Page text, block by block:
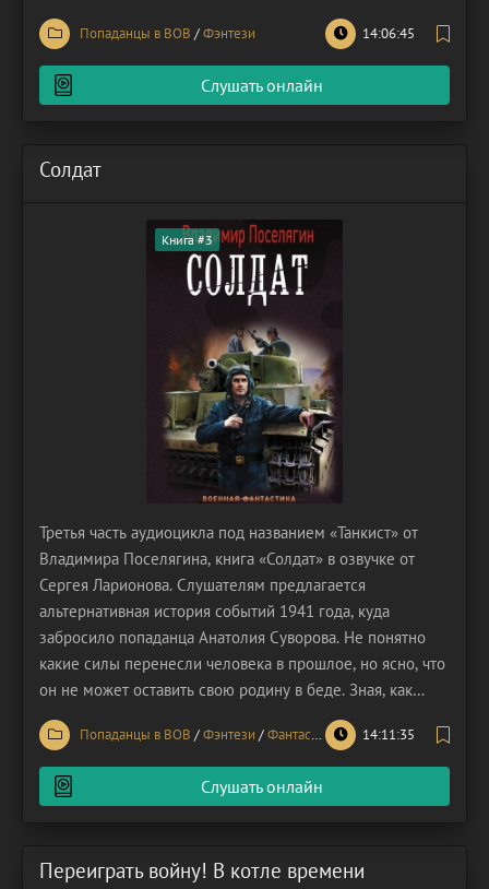
постсоветского пространства хорошо известна дата 22
июня сорок первого года. Это чёрный день истории
СССР. Рано утром нацистские войска без объявления
войны напали на
Попаданцы в ВОВ /Фэнтези 14:06:45
Слушать онлайн
Солдат
Книга #3
Третья часть аудиоцикла под названием «Танкист» от
Владимира Поселягина, книга «Солдат» в озвучке от
Сергея Ларионова. Слушателям предлагается
альтернативная история событий 1941 года, куда
забросило попаданца Анатолия Суворова. Не понятно
какие силы перенесли человека в прошлое, но ясно, что
он не может оставить свою родину в беде. Зная, как
будут развиваться события Великой Отечественной
войны, главный герой чувствует свою ответственность
перед Союзом. Он оказался около границы
современной
Попаданцы в ВОВ /Фэнтези /Фантастика 14:11:35
Слушать онлайн
Переиграть войну! В котле времени